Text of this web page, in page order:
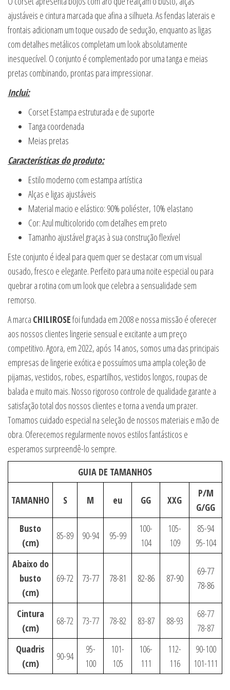
ajustáveis e cintura marcada que afina a silhueta. As fendas laterais e
frontais adicionam um toque ousado de sedução, enquanto as ligas
com detalhes metálicos completam um look absolutamente
inesquecível. O conjunto é complementado por uma tanga e meias
pretas combinando, prontas para impressionar.
Inclui:
Corset Estampa estruturada e de suporte
Tanga coordenada
Meias pretas
Características do produto:
Estilo moderno com estampa artística
Alças e ligas ajustáveis
Material macio e elástico: 90% poliéster, 10% elastano
Cor: Azul multicolorido com detalhes em preto
Tamanho ajustável graças à sua construção flexível
Este conjunto é ideal para quem quer se destacar com um visual
ousado, fresco e elegante. Perfeito para uma noite especial ou para
quebrar a rotina com um look que celebra a sensualidade sem
remorso.
A marca CHILIROSEfoi fundada em 2008 e nossa missão é oferecer
aos nossos clientes lingerie sensual e excitante a um preço
competitivo. Agora, em 2022, após 14 anos, somos uma das principais
empresas de lingerie exótica e possuímos uma ampla coleção de
pijamas, vestidos, robes, espartilhos, vestidos longos, roupas de
balada e muito mais. Nosso rigoroso controle de qualidade garante a
satisfação total dos nossos clientes e torna a venda um prazer.
Tomamos cuidado especial na seleção de nossos materiais e mão de
obra. Oferecemos regularmente novos estilos fantásticos e
esperamos surpreendê-lo sempre.
GUIA DE TAMANHOS
TAMANHO S M eu GG XXG
P/M
G/GG
Busto
(cm)
85-89 90-94 95-99
100-
104
105-
109
85-94
95-104
Abaixo do
busto
(cm)
69-72 73-77 78-81 82-86 87-90
69-77
78-86
Cintura
(cm)
68-72 73-77 78-82 83-87 88-93
68-77
78-87
Quadris
(cm)
90-94
95-
100
101-
105
106-
111
112-
116
90-100
101-111